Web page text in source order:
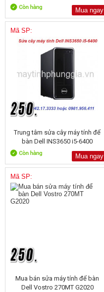
Mua ngay
Mã SP:
Trung tâm sửa cây máy tính để
bàn Dell INS3650 i5-6400
Mua ngay
Mã SP:
Mua bán sửa máy tính để bàn
Dell Vostro 270MT G2020